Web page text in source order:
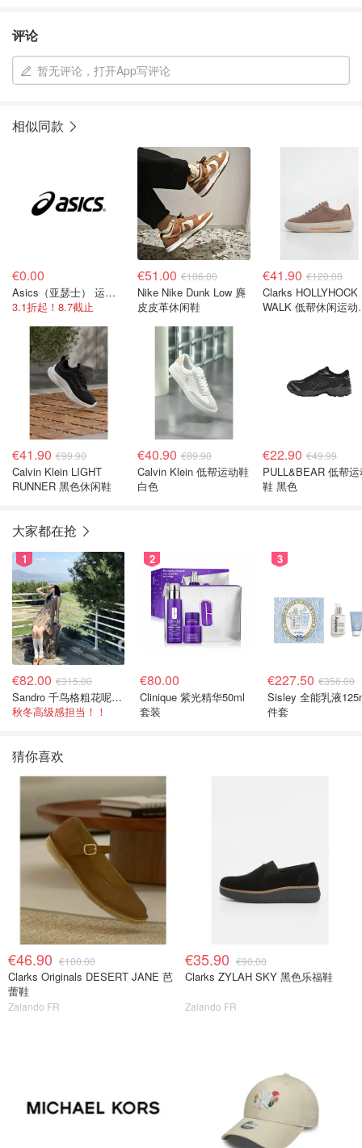
评论
暂无评论，打开App写评论
相似同款
€0.00
Asics（亚瑟士） 运动服饰
3.1折起！8.7截止
€51.00 €106.00
Nike Nike Dunk Low 麂
皮皮革休闲鞋
€41.90 €120.00
Clarks HOLLYHOCK
WALK 低帮休闲运动
€41.90 €99.90
Calvin Klein LIGHT
RUNNER 黑色休闲鞋
€40.90 €89.90
Calvin Klein 低帮运动鞋
白色
€22.90 €49.99
PULL&BEAR 低帮
鞋 黑色
大家都在抢
1
€82.00 €315.00
Sandro 千鸟格粗花呢连衣裙
秋冬高级感担当！！
2
€80.00
Clinique 紫光精华50ml
套装
3
€227.50 €356.00
Sisley 全能乳液
件套
猜你喜欢
€46.90 €100.00
Clarks Originals DESERT JANE 芭
蕾鞋
Zalando FR
€35.90 €90.00
Clarks ZYLAH SKY 黑色乐福鞋
Zalando FR